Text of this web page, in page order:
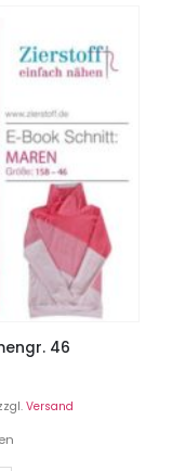
46
Versand